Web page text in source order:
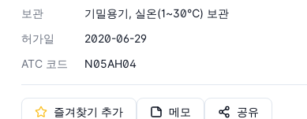
보관
기밀용기, 실온(1~30℃) 보관
허가일
2020-06-29
ATC 코드
N05AH04
즐겨찾기 추가 메모 공유